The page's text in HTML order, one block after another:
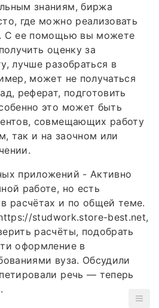
знаниям, биржа
где можно реализовать
С ее помощью вы можете
оценку за
лучше разобраться в
может не получаться
реферат, подготовить
это может быть
совмещающих работу
так и на заочном или
приложений - Активно
работе, но есть
расчётах и по общей теме.
studwork.store-best.net,
расчёты, подобрать
оформление в
вуза. Обсудили
речь — теперь